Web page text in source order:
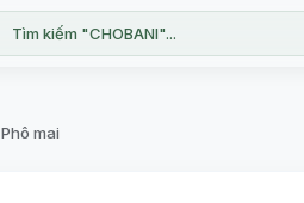
Tìm kiếm "CHOBANI"...
Phô mai